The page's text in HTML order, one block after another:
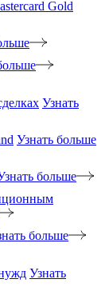
Gold
Узнать
Узнать больше
больше
больше
Узнать